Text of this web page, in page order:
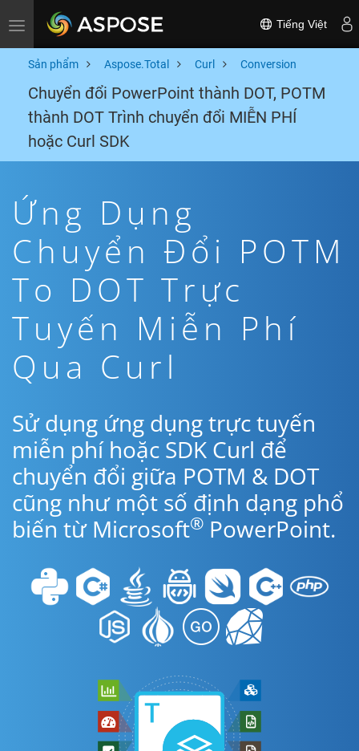
Toggle navigation Tiếng Việt
Sản phẩm Aspose.Total Curl Conversion
Chuyển đổi PowerPoint thành DOT, POTM
thành DOT Trình chuyển đổi MIỄN PHÍ
hoặc Curl SDK
Ứng Dụng
Chuyển Đổi POTM
To DOT Trực
Tuyến Miễn Phí
Qua Curl
Sử dụng ứng dụng trực tuyến
miễn phí hoặc SDK Curl để
chuyển đổi giữa POTM & DOT
cũng như một số định dạng phổ
biến từ Microsoft® PowerPoint.